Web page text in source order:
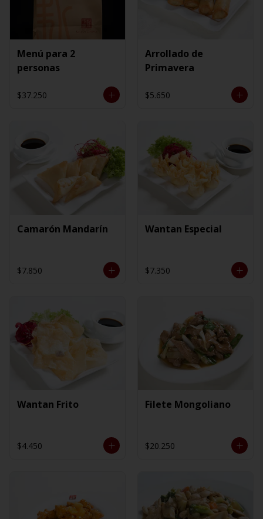
Menú para 2
personas
$37.250
Arrollado de
Primavera
$5.650
Camarón Mandarín
$7.850
Wantan Especial
$7.350
Wantan Frito
$4.450
Filete Mongoliano
$20.250